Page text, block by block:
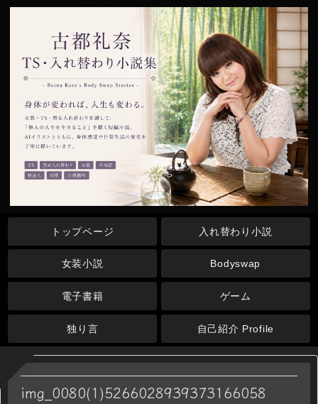
トップページ 入れ替わり小説
女装小説 Bodyswap
電子書籍 ゲーム
独り言 自己紹介 Profile
img_0080(1)5266028939373166058